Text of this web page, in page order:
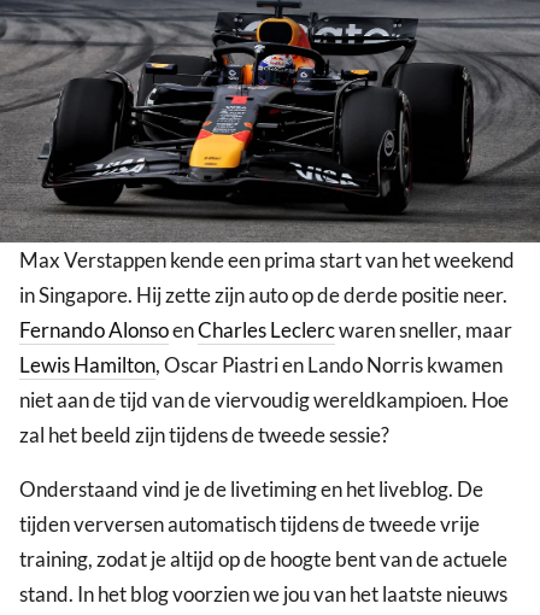
Max Verstappen kende een prima start van het weekend
in Singapore. Hij zette zijn auto op de derde positie neer.
Fernando AlonsoenCharles Leclercwaren sneller, maar
Lewis Hamilton, Oscar Piastri en Lando Norris kwamen
niet aan de tijd van de viervoudig wereldkampioen. Hoe
zal het beeld zijn tijdens de tweede sessie?
Onderstaand vind je de livetiming en het liveblog. De
tijden verversen automatisch tijdens de tweede vrije
training, zodat je altijd op de hoogte bent van de actuele
stand. In het blog voorzien we jou van het laatste nieuws